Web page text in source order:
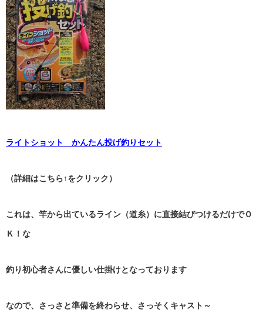
ライトショット かんたん投げ釣りセット
（詳細はこちら↑をクリック）
これは、竿から出ているライン（道糸）に直接結びつけるだけでＯ
Ｋ！な
釣り初心者さんに優しい仕掛けとなっております
なので、さっさと準備を終わらせ、さっそくキャスト～